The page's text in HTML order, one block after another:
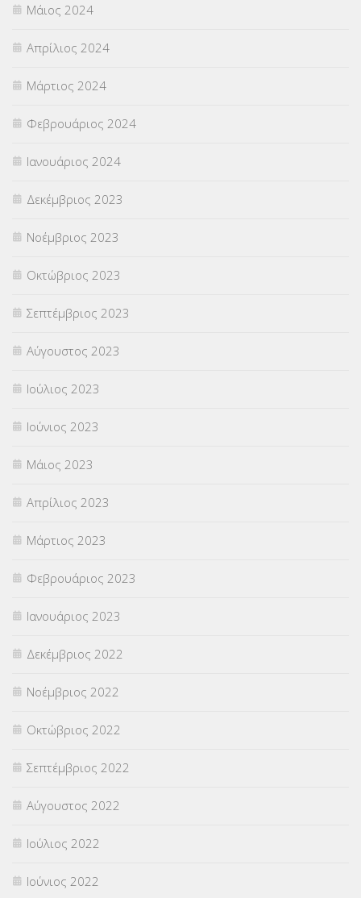
Μάιος 2024
Απρίλιος 2024
Μάρτιος 2024
Φεβρουάριος 2024
Ιανουάριος 2024
Δεκέμβριος 2023
Νοέμβριος 2023
Οκτώβριος 2023
Σεπτέμβριος 2023
Αύγουστος 2023
Ιούλιος 2023
Ιούνιος 2023
Μάιος 2023
Απρίλιος 2023
Μάρτιος 2023
Φεβρουάριος 2023
Ιανουάριος 2023
Δεκέμβριος 2022
Νοέμβριος 2022
Οκτώβριος 2022
Σεπτέμβριος 2022
Αύγουστος 2022
Ιούλιος 2022
Ιούνιος 2022